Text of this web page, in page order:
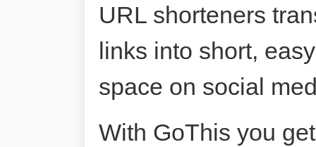
URL shorteners
links into short,
space on social
With GoThis you